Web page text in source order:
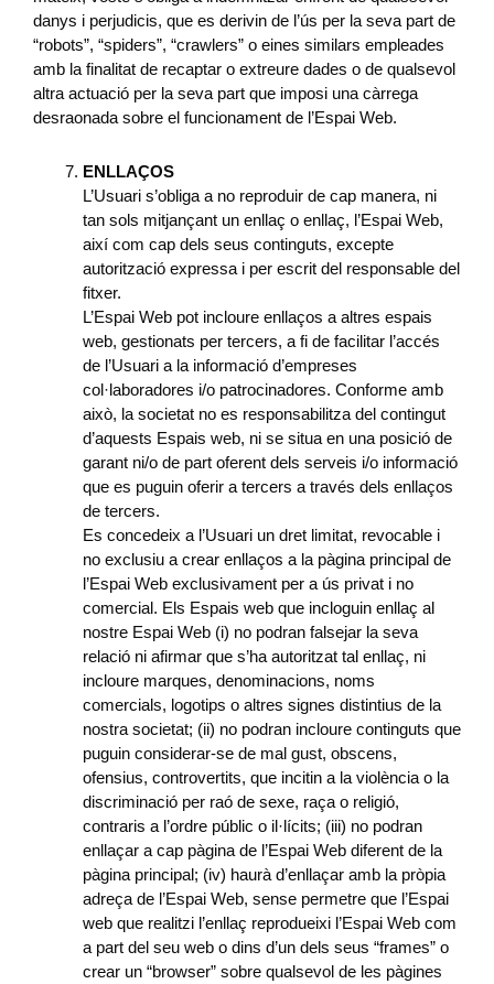
danys i perjudicis, que es derivin de l’ús per la seva part de
“robots”, “spiders”, “crawlers” o eines similars empleades
amb la finalitat de recaptar o extreure dades o de qualsevol
altra actuació per la seva part que imposi una càrrega
desraonada sobre el funcionament de l’Espai Web.
ENLLAÇOS
L’Usuari s’obliga a no reproduir de cap manera, ni
tan sols mitjançant un enllaç o enllaç, l’Espai Web,
així com cap dels seus continguts, excepte
autorització expressa i per escrit del responsable del
fitxer.
L’Espai Web pot incloure enllaços a altres espais
web, gestionats per tercers, a fi de facilitar l’accés
de l’Usuari a la informació d’empreses
col·laboradores i/o patrocinadores. Conforme amb
això, la societat no es responsabilitza del contingut
d’aquests Espais web, ni se situa en una posició de
garant ni/o de part oferent dels serveis i/o informació
que es puguin oferir a tercers a través dels enllaços
de tercers.
Es concedeix a l’Usuari un dret limitat, revocable i
no exclusiu a crear enllaços a la pàgina principal de
l’Espai Web exclusivament per a ús privat i no
comercial. Els Espais web que incloguin enllaç al
nostre Espai Web (i) no podran falsejar la seva
relació ni afirmar que s’ha autoritzat tal enllaç, ni
incloure marques, denominacions, noms
comercials, logotips o altres signes distintius de la
nostra societat; (ii) no podran incloure continguts que
puguin considerar-se de mal gust, obscens,
ofensius, controvertits, que incitin a la violència o la
discriminació per raó de sexe, raça o religió,
contraris a l’ordre públic o il·lícits; (iii) no podran
enllaçar a cap pàgina de l’Espai Web diferent de la
pàgina principal; (iv) haurà d’enllaçar amb la pròpia
adreça de l’Espai Web, sense permetre que l’Espai
web que realitzi l’enllaç reprodueixi l’Espai Web com
a part del seu web o dins d’un dels seus “frames” o
crear un “browser” sobre qualsevol de les pàgines